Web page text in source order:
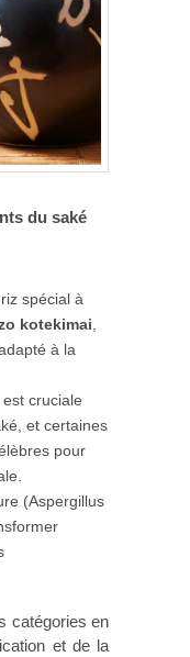
du saké
spécial à
kotekimai
à la
est cruciale
et certaines
pour
(Aspergillus
catégories en
et de la